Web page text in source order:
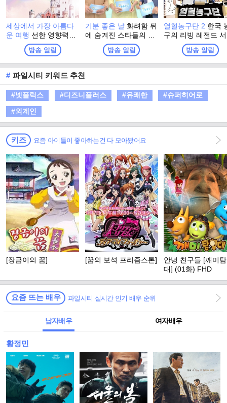
세상에서 가장 아름다
운 여행선한 영향력을
따라 기부의 기쁨과 즐
거움을 전하고, 기부 문
화 확산을 유도하는 사
회 공헌 프로그램
방송 알림
기분 좋은 날 화려함 뒤
에 숨겨진 스타들의 진
솔한 이야기와 이색 명
소에서 펼쳐지는 스타
들의 특별한 체험. 그리
이 함께하는 명강의와
생활에 유익한 다양한
방송 알림
열혈농구단 2 한국
구의 리빙 레전드
훈이 직접 선택한
계 최강 농구팀 ‘라
이글스’! 아시아 제
‘전국 최강전’을 펼
국내 정상에 도전한
비상이 시작된다.
방송 알림
# 파일시티 키워드 추천
#넷플릭스 #디즈니플러스 #유쾌한
#슈퍼히어로
#외계인
키즈 요즘 아이들이 좋아하는건 다 모아봤어요
[장금이의 꿈] [꿈의 보석 프리즘스톤]
안녕 친구들 [깨미
대] (01화) FHD
요즘 뜨는 배우 파일시티 실시간 인기 배우 순위
남자배우 여자배우
황정민